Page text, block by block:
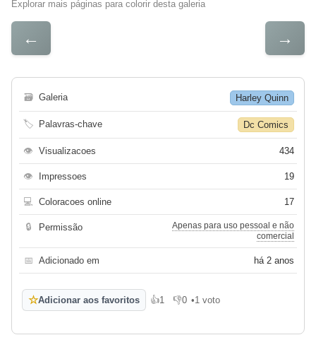
Explorar mais páginas para colorir desta galeria
← →
🗃 Galeria Harley Quinn
🏷 Palavras-chave Dc Comics
👁 Visualizacoes 434
👁 Impressoes 19
💻 Coloracoes online 17
🔒 Permissão
Apenas para uso pessoal e não
comercial
📅 Adicionado em há 2 anos
☆Adicionar aos favoritos 👍1
Gosto 👎0
Não gosto
•1 voto